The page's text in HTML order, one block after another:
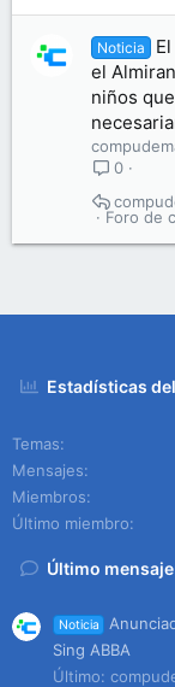
Noticia
el
niños
0
Foro de
Estadísticas
Temas
Mensajes
Miembros
Último miembro
Último mensaje
Noticia
Sing ABBA
Último: